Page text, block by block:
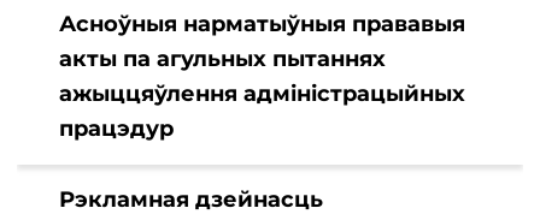
Асноўныя нарматыўныя прававыя
акты па агульных пытаннях
ажыццяўлення адміністрацыйных
працэдур
Рэкламная дзейнасць